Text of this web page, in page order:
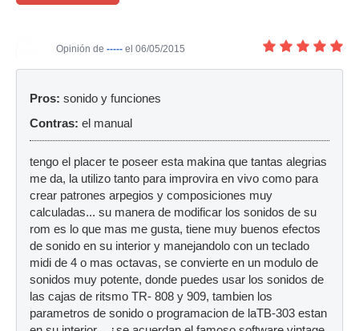
Opinión de ----- el 06/05/2015
Pros: sonido y funciones
Contras: el manual
tengo el placer te poseer esta makina que tantas alegrias
me da, la utilizo tanto para improvira en vivo como para
crear patrones arpegios y composiciones muy
calculadas... su manera de modificar los sonidos de su
rom es lo que mas me gusta, tiene muy buenos efectos
de sonido en su interior y manejandolo con un teclado
midi de 4 o mas octavas, se convierte en un modulo de
sonidos muy potente, donde puedes usar los sonidos de
las cajas de ritsmo TR- 808 y 909, tambien los
parametros de sonido o programacion de laTB-303 estan